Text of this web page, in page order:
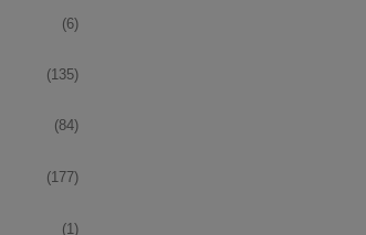
(6)
(135)
(84)
(177)
(1)